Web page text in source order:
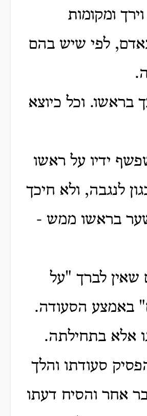
ומקומות
לפי שיש בהם
בראשו. וכל כיוצא
ידיו על ראשו
לנגבה, ולא חיכך
בראשו ממש -
שאין לברך "על
באמצע הסעודה.
אלא בתחילתה.
סעודתו והלך
אחר והסיח דעתו